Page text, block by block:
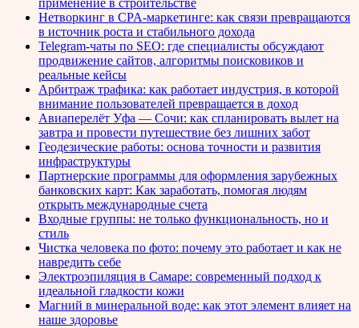
применение в строительстве
Нетворкинг в CPA-маркетинге: как связи превращаются
в источник роста и стабильного дохода
Telegram-чаты по SEO: где специалисты обсуждают
продвижение сайтов, алгоритмы поисковиков и
реальные кейсы
Арбитраж трафика: как работает индустрия, в которой
внимание пользователей превращается в доход
Авиаперелёт Уфа — Сочи: как спланировать вылет на
завтра и провести путешествие без лишних забот
Геодезические работы: основа точности и развития
инфраструктуры
Партнерские программы для оформления зарубежных
банковских карт: Как заработать, помогая людям
открыть международные счета
Входные группы: не только функциональность, но и
стиль
Чистка человека по фото: почему это работает и как не
навредить себе
Электроэпиляция в Самаре: современный подход к
идеальной гладкости кожи
Магний в минеральной воде: как этот элемент влияет на
наше здоровье